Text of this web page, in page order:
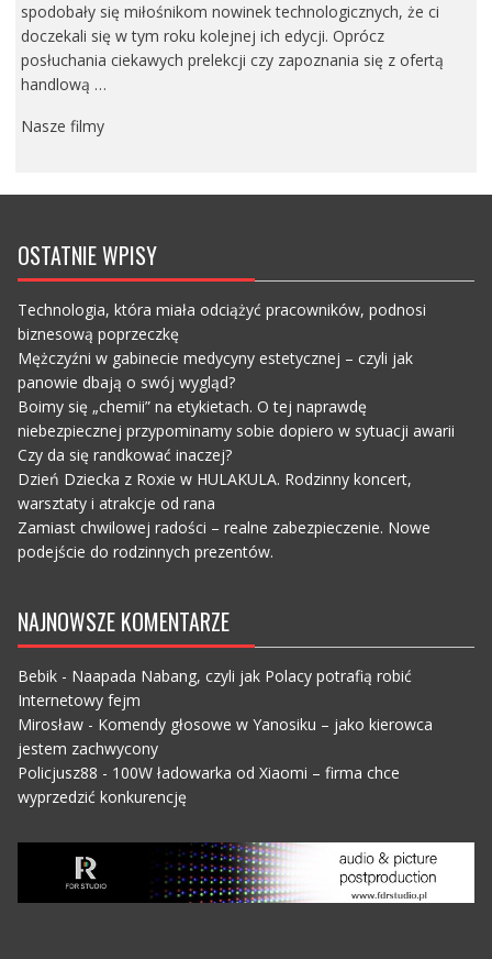
spodobały się miłośnikom nowinek technologicznych, że ci
doczekali się w tym roku kolejnej ich edycji. Oprócz
posłuchania ciekawych prelekcji czy zapoznania się z ofertą
handlową …
Nasze filmy
OSTATNIE WPISY
Technologia, która miała odciążyć pracowników, podnosi
biznesową poprzeczkę
Mężczyźni w gabinecie medycyny estetycznej – czyli jak
panowie dbają o swój wygląd?
Boimy się „chemii” na etykietach. O tej naprawdę
niebezpiecznej przypominamy sobie dopiero w sytuacji awarii
Czy da się randkować inaczej?
Dzień Dziecka z Roxie w HULAKULA. Rodzinny koncert,
warsztaty i atrakcje od rana
Zamiast chwilowej radości – realne zabezpieczenie. Nowe
podejście do rodzinnych prezentów.
NAJNOWSZE KOMENTARZE
Bebik- Naapada Nabang, czyli jak Polacy potrafią robić
Internetowy fejm
Mirosław- Komendy głosowe w Yanosiku – jako kierowca
jestem zachwycony
Policjusz88 - 100W ładowarka od Xiaomi – firma chce
wyprzedzić konkurencję